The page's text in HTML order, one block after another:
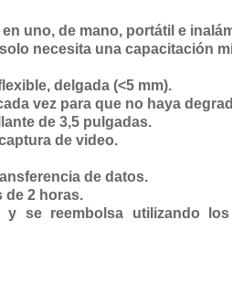
uno, de mano, portátil e
necesita una capacitación
delgada (<5 mm).
vez para que no haya
de 3,5 pulgadas.
de video.
de datos.
de 2 horas.
y se reembolsa utilizando